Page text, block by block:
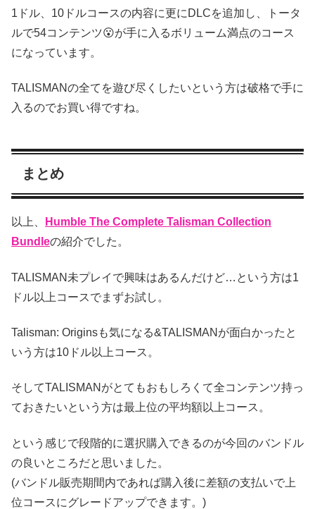
1ドル、10ドルコースの内容に更にDLCを追加し、トータ
ルで54コンテンツ😮が手に入るボリューム満点のコース
になっています。
TALISMANの全てを遊び尽くしたいという方は破格で手に
入るのでお買い得ですね。
まとめ
以上、
Humble The Complete Talisman Collection
Bundleの紹介でした。
TALISMAN未プレイで興味はあるんだけど…という方は1
ドル以上コースでまずお試し。
Talisman: Originsも気になる&TALISMANが面白かったと
いう方は10ドル以上コース。
そしてTALISMANがとてもおもしろくて全コンテンツ持っ
ておきたいという方は最上位の平均額以上コース。
という感じで段階的に選択購入できるのが今回のバンドル
の良いところだと思いました。
(バンドル販売期間内であれば購入後に差額の支払いで上
位コースにグレードアップできます。)